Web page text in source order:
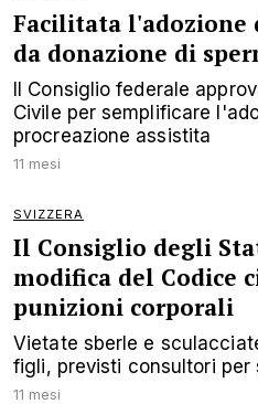
Facilitata
da donazione di
Il Consiglio federale
Civile per semplificare
procreazione assistita
11 mesi
SVIZZERA
Il Consiglio degli
modifica del Codice
punizioni corporali
Vietate sberle e
figli, previsti consultori per
11 mesi